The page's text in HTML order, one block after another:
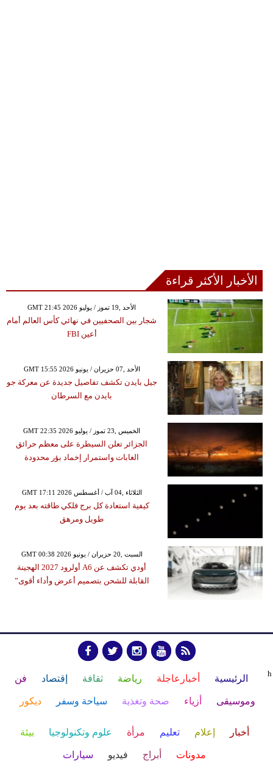
الأخبار الأكثر قراءة
GMT 21:45 2026 الأحد ,19 تموز / يوليو
شجار بين الصحفيين في نهائي كأس العالم أمام
أعين FBI
GMT 15:55 2026 الأحد ,07 حزيران / يونيو
جيل بايدن تكشف تفاصيل جديدة عن معركة جو
بايدن مع السرطان
GMT 22:35 2026 الخميس ,23 تموز / يوليو
الجزائر تعلن السيطرة على معظم حرائق
الغابات واستمرار إخماد بؤر محدودة
GMT 17:11 2026 الثلاثاء ,04 آب / أغسطس
كيفية استعادة كل برج فلكي طاقته بعد يوم
طويل ومرهق
GMT 00:38 2026 السبت ,20 حزيران / يونيو
أودي تكشف عن A6 أولرود 2027 الهجينة
القابلة للشحن بتصميم أعرض وأداء أقوى”
h الرئيسية أخبارعاجلة رياضة ثقافة إقتصاد فن
وموسيقى أزياء صحة وتغذية سياحة وسفر ديكور
أخبار إعلام تعليم مرأة علوم وتكنولوجيا بيئة
مدونات أبراج فيديو سيارات